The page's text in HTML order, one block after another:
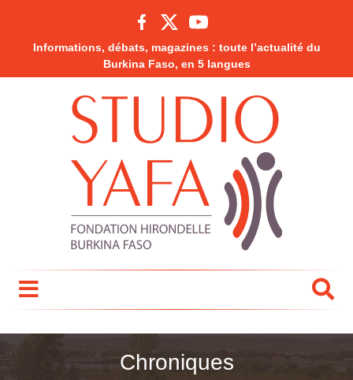
Informations, débats, magazines : toute l’actualité du
Burkina Faso, en 5 langues
Chroniques